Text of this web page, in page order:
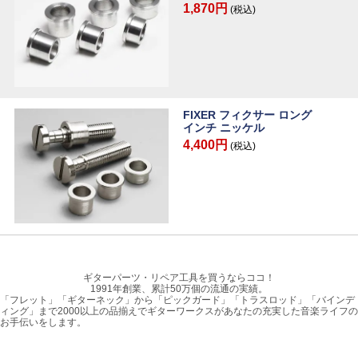
1,870円 (税込)
FIXER フィクサー ロング
インチ ニッケル
4,400円 (税込)
ギターパーツ・リペア工具を買うならココ！
1991年創業、累計50万個の流通の実績。
「フレット」「ギターネック」から「ピックガード」「トラスロッド」「バインデ
ィング」まで2000以上の品揃えでギターワークスがあなたの充実した音楽ライフの
お手伝いをします。